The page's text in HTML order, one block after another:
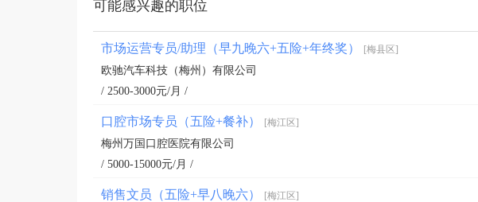
可能感兴趣的职位
市场运营专员/助理（早九晚六+五险+年终奖） [梅县区]
欧驰汽车科技（梅州）有限公司
/ 2500-3000元/月 /
口腔市场专员（五险+餐补） [梅江区]
梅州万国口腔医院有限公司
/ 5000-15000元/月 /
销售文员（五险+早八晚六） [梅江区]